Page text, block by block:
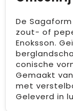
De
zout- of
Enoksson.
conische
Gemaakt
met
Geleverd in